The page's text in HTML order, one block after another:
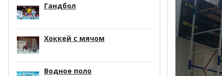
Гандбол
Хоккей с мячом
Водное поло